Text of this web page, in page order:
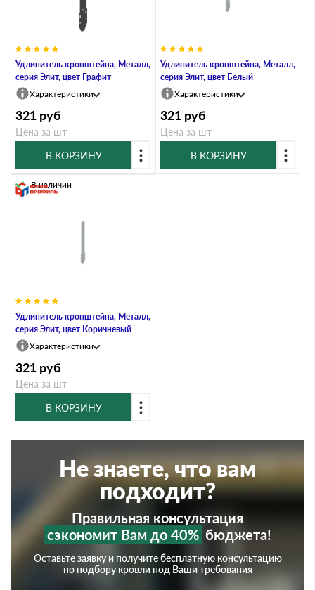
Удлинитель кронштейна, Металл,
серия Элит, цвет Графит
Характеристики
321 руб
Цена за шт
В КОРЗИНУ
Удлинитель кронштейна, Металл,
серия Элит, цвет Белый
Характеристики
321 руб
Цена за шт
В КОРЗИНУ
Удлинитель кронштейна, Металл,
серия Элит, цвет Коричневый
В наличии
Характеристики
321 руб
Цена за шт
В КОРЗИНУ
Не знаете, что вам
подходит?
Правильная консультация
сэкономит Вам до 40% бюджета!
Оставьте заявку и получите бесплатную консультацию
по подбору кровли под Ваши требования